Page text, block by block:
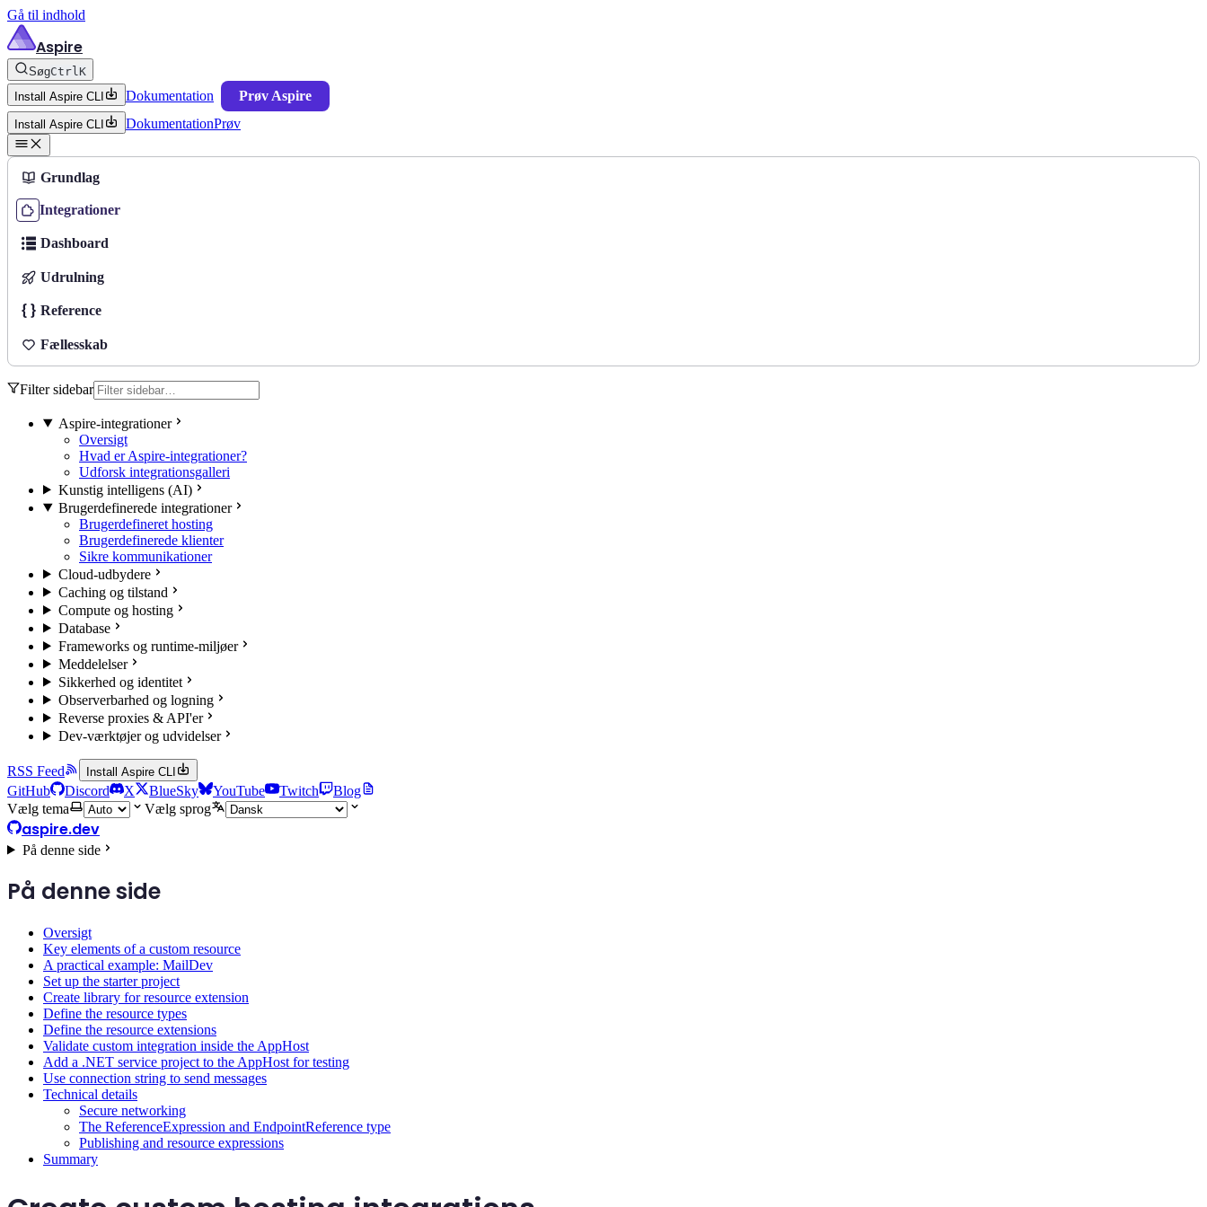
Gå til indhold
Aspire
SøgCtrlK
Install Aspire CLI
Dokumentation Prøv Aspire
Install Aspire CLI DokumentationPrøv
Grundlag
Integrationer
Dashboard
Udrulning
Reference
Fællesskab
Filter sidebar
Aspire-integrationer
Oversigt
Hvad er Aspire-integrationer?
Udforsk integrationsgalleri
Kunstig intelligens (AI)
Brugerdefinerede integrationer
Brugerdefineret hosting
Brugerdefinerede klienter
Sikre kommunikationer
Cloud-udbydere
Caching og tilstand
Compute og hosting
Database
Frameworks og runtime-miljøer
Meddelelser
Sikkerhed og identitet
Observerbarhed og logning
Reverse proxies & API'er
Dev-værktøjer og udvidelser
RSS Feed Install Aspire CLI
GitHub Discord X BlueSky YouTube Twitch
Blog
Vælg tema
Vælg sprog
aspire.dev
På denne side
På denne side
Oversigt
Key elements of a custom resource
A practical example: MailDev
Set up the starter project
Create library for resource extension
Define the resource types
Define the resource extensions
Validate custom integration inside the AppHost
Add a .NET service project to the AppHost for testing
Use connection string to send messages
Technical details
Secure networking
The ReferenceExpression and EndpointReference type
Publishing and resource expressions
Summary